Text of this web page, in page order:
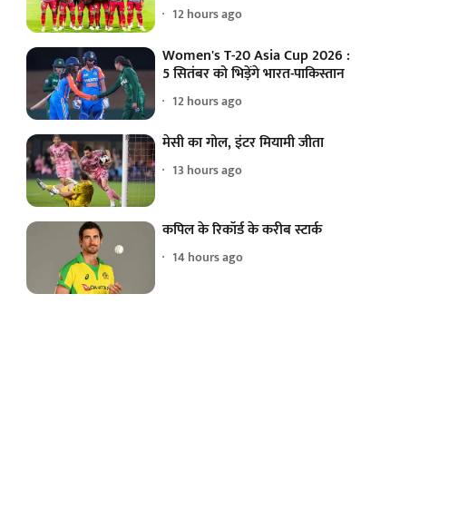
12 hours ago
Women's T-20 Asia Cup 2026 :
5 सितंबर को भिड़ेंगे भारत-पाकिस्तान
12 hours ago
मेसी का गोल, इंटर मियामी जीता
13 hours ago
कपिल के रिकॉर्ड के करीब स्टार्क
14 hours ago